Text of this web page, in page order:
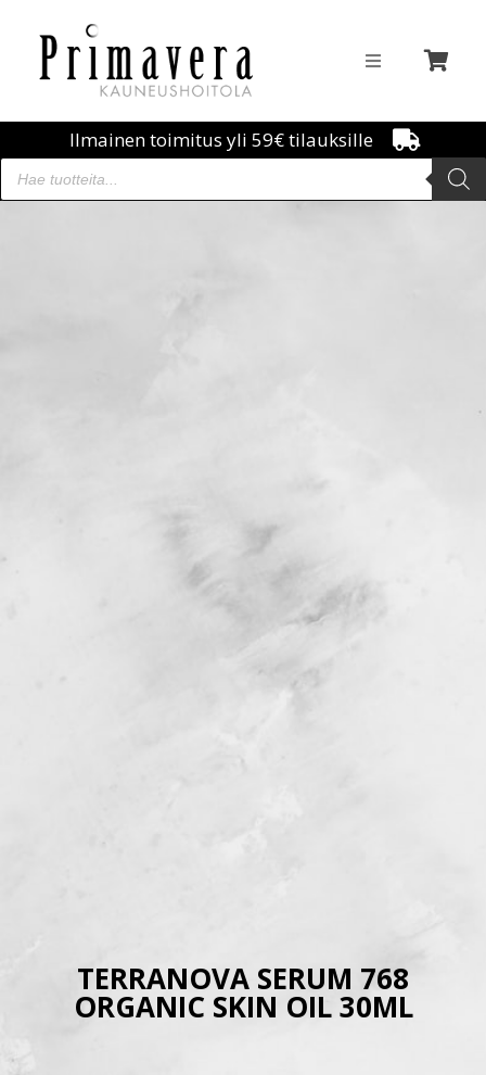
Ilmainen toimitus yli 59€ tilauksille
TERRANOVA SERUM 768
ORGANIC SKIN OIL 30ML